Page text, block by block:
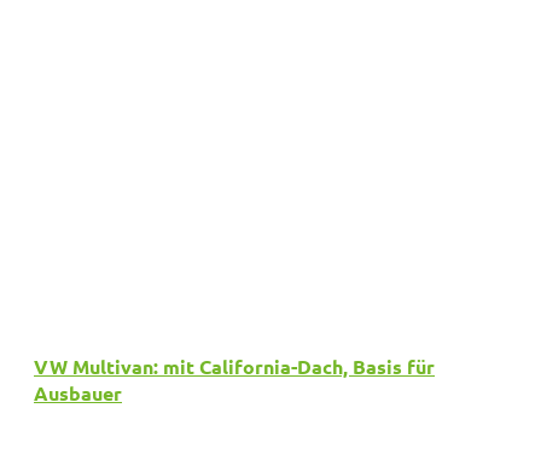
VW Multivan: mit California-Dach, Basis für
Ausbauer